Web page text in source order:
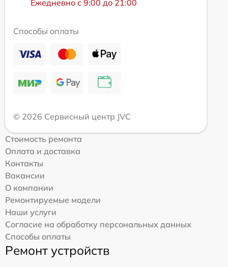
Ежедневно с 9:00 до 21:00
Способы оплаты
© 2026 Сервисный центр JVC
Стоимость ремонта
Оплата и доставка
Контакты
Вакансии
О компании
Ремонтируемые модели
Наши услуги
Согласие на обработку персональных данных
Способы оплаты
Ремонт устройств